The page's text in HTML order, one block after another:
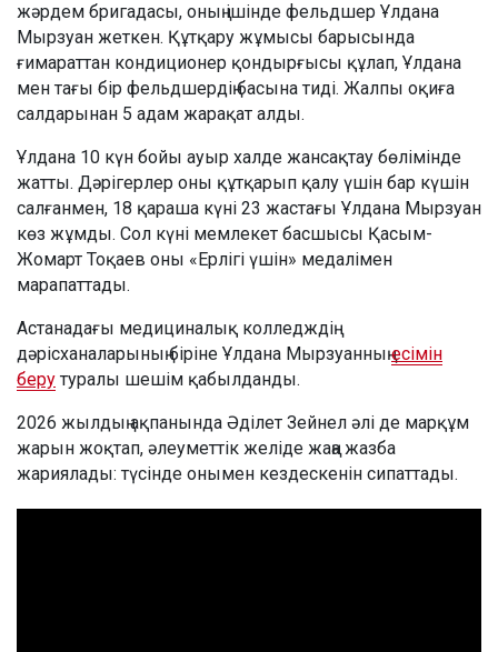
жәрдем бригадасы, оның ішінде фельдшер Ұлдана
Мырзуан жеткен. Құтқару жұмысы барысында
ғимараттан кондиционер қондырғысы құлап, Ұлдана
мен тағы бір фельдшердің басына тиді. Жалпы оқиға
салдарынан 5 адам жарақат алды.
Ұлдана 10 күн бойы ауыр халде жансақтау бөлімінде
жатты. Дәрігерлер оны құтқарып қалу үшін бар күшін
салғанмен, 18 қараша күні 23 жастағы Ұлдана Мырзуан
көз жұмды. Сол күні мемлекет басшысы Қасым-
Жомарт Тоқаев оны «Ерлігі үшін» медалімен
марапаттады.
Астанадағы медициналық колледждің
дәрісханаларының біріне Ұлдана Мырзуанныңесімін
беру туралы шешім қабылданды.
2026 жылдың ақпанында Әділет Зейнел әлі де марқұм
жарын жоқтап, әлеуметтік желіде жаңа жазба
жариялады: түсінде онымен кездескенін сипаттады.